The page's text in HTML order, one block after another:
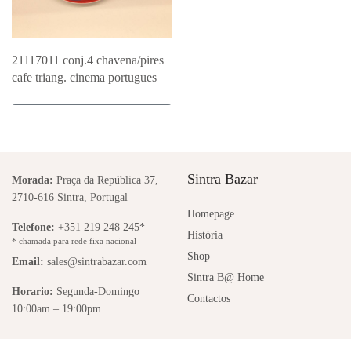
21117011 conj.4 chavena/pires
cafe triang. cinema portugues
Morada: Praça da República 37,
2710-616 Sintra, Portugal
Telefone: +351 219 248 245*
* chamada para rede fixa nacional
Email: sales@sintrabazar.com
Horario: Segunda-Domingo
10:00am – 19:00pm
Sintra Bazar
Homepage
História
Shop
Sintra B@ Home
Contactos